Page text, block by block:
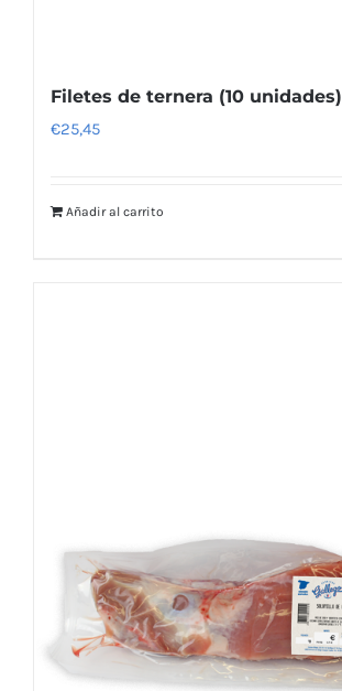
Filetes de ternera (10 unidades)
€25,45
Añadir al carrito